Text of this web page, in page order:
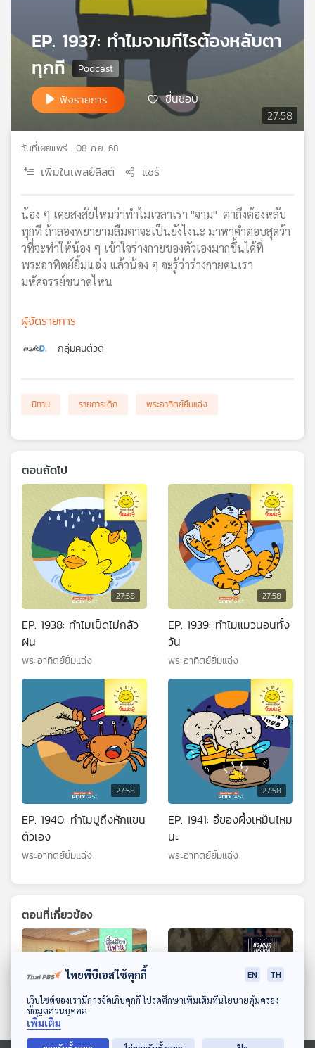
เกี่ยว
ข่าย
วิทยุ
ไทย
เอส
แผนที่
วิทยุ
ดาวน์โหลด Thai PBS Podcast Application
27:58
EP. 1937: ทำไมจามทีไรต้องหลับตา
ทุกที
ฟังรายการ ชื่นชอบ
วันที่เผยแพร่ : 08 ก.ย. 68
เพิ่มในเพลย์ลิสต์ แชร์
น้อง ๆ เคยสงสัยไหมว่าทำไมเวลาเรา "จาม" ตาถึงต้องหลับ
ทุกที ถ้าลองพยายามลืมตาจะเป็นยังไงนะ มาหาคำตอบสุดว้า
วที่จะทำให้น้อง ๆ เข้าใจร่างกายของตัวเองมากขึ้นได้ที่
พระอาทิตย์ยิ้มแฉ่ง แล้วน้อง ๆ จะรู้ว่าร่างกายคนเรา
มหัศจรรย์ขนาดไหน
ผู้จัดรายการ
กลุ่มคนตัวดี
นิทาน รายการเด็ก พระอาทิตย์ยิ้มแฉ่ง
ตอนถัดไป
27:58
EP. 1938: ทำไมเป็ดไม่กลัว
ฝน
พระอาทิตย์ยิ้มแฉ่ง
27:58
EP. 1939: ทำไมแมวนอนทั้ง
วัน
พระอาทิตย์ยิ้มแฉ่ง
27:58
EP. 1940: ทำไมปูถึงหักแขน
ตัวเอง
พระอาทิตย์ยิ้มแฉ่ง
27:58
EP. 1941: อึของผึ้งเหม็นไหม
นะ
พระอาทิตย์ยิ้มแฉ่ง
ตอนที่เกี่ยวข้อง
27:58 27:58
ไทยพีบีเอสใช้คุกกี้ EN TH
เว็บไซต์ของเรามีการจัดเก็บคุกกี้ โปรดศึกษาเพิ่มเติมที่นโยบายคุ้มครอง
ข้อมูลส่วนบุคคล
เพิ่มเติม